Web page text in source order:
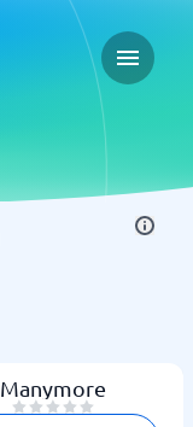
Open
Manymore